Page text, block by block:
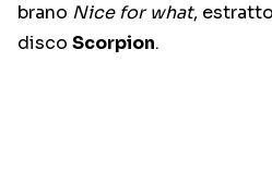
brano Nice for what,
disco Scorpion.